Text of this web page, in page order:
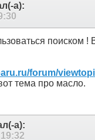
а):
поиском !
forum/
тема про масло.
а):
19:32